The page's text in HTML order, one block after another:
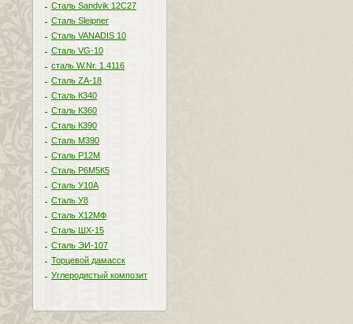
Сталь Sandvik 12C27
Сталь Sleipner
Сталь VANADIS 10
Сталь VG-10
сталь W.Nr. 1.4116
Сталь ZA-18
Сталь К340
Сталь К360
Сталь К390
Сталь М390
Сталь Р12М
Сталь Р6М5К5
Сталь У10А
Сталь У8
Сталь Х12МФ
Сталь ШХ-15
Сталь ЭИ-107
Торцевой дамасск
Углеродистый композит